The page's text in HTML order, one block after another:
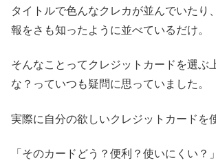
タイトルで色んなクレカが並んでいたり
報をさも知ったように並べているだけ。
そんなことってクレジットカードを選ぶ
な？っていつも疑問に思っていました。
実際に自分の欲しいクレジットカードを
「そのカードどう？便利？使いにくい？」